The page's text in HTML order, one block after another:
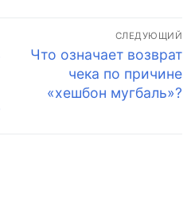
СЛЕДУЮЩИЙ
Следующая
запись:
Что означает возврат
чека по причине
«хешбон мугбаль»?